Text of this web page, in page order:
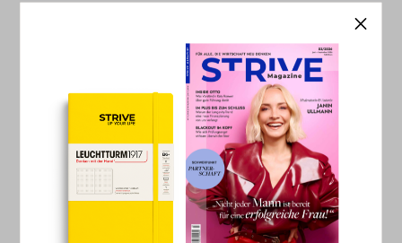
Was sich ändern muss, damit wir nicht wieder weniger
Wenn wir wollen, dass Frauen langfristig in Schlüsselrollen
bleiben, müssen wir Führung neu bauen und nicht mehr nur
immer wieder neu besetzen. Führungsmandate brauchen
realistische Prioritäten und echte Delegationsfähigkeit.
Verantwortung muss stärker verteilt werden, etwa durch
Modelle wie Co-Leadership.
Und vor allem braucht es eine modernere Machtkultur.